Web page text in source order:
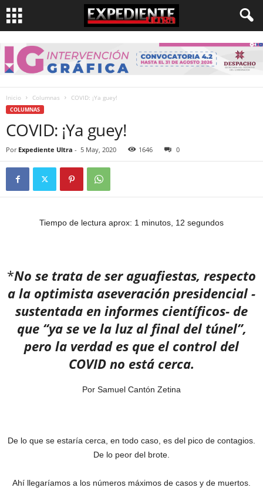
Inicio Columnas COVID: ¡Ya guey!
COLUMNAS
COVID: ¡Ya guey!
Por Expediente Ultra - 5 May, 2020 1646 0
Tiempo de lectura aprox: 1 minutos, 12 segundos
*No se trata de ser aguafiestas, respecto
a la optimista aseveración presidencial -
sustentada en informes científicos- de
que “ya se ve la luz al final del túnel”,
pero la verdad es que el control del
COVID no está cerca.
Por Samuel Cantón Zetina
De lo que se estaría cerca, en todo caso, es del pico de contagios.
De lo peor del brote.
Ahí llegaríamos a los números máximos de casos y de muertos.